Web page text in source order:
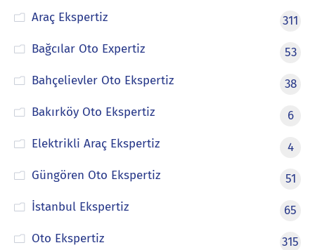
Araç Ekspertiz
311
Bağcılar Oto Expertiz
53
Bahçelievler Oto Ekspertiz
38
Bakırköy Oto Ekspertiz
6
Elektrikli Araç Ekspertiz
4
Güngören Oto Ekspertiz
51
İstanbul Ekspertiz
65
Oto Ekspertiz
315